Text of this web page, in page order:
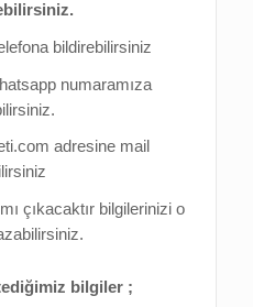
bildirebilirsiniz
numaramıza
adresine mail
çıkacaktır bilgilerinizi o
bilgiler ;